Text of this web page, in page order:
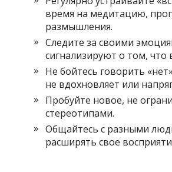
время на медитацию,
размышления.
Следите за своими
сигнализируют о том, что
Не бойтесь говорить
не вдохновляет или
Пробуйте новое, не
стереотипами.
Общайтесь с разными
расширять свое